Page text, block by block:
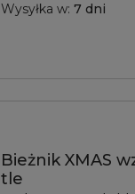
Wysyłka w: 7 dni
Bieżnik XMAS
tle